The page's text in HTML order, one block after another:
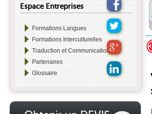
Espace Entreprises
Formations Langues
Formations Interculturelles
Traduction et Communication
Partenaires
Glossaire